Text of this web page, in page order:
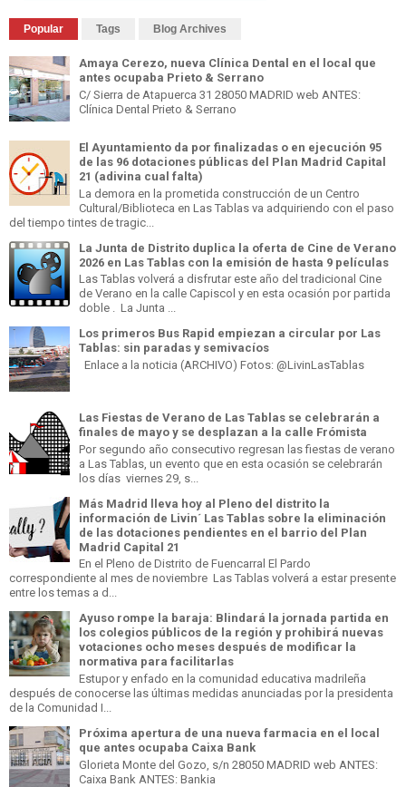
Popular Tags Blog Archives
Amaya Cerezo, nueva Clínica Dental en el local que
antes ocupaba Prieto & Serrano
C/ Sierra de Atapuerca 31 28050 MADRID web ANTES:
Clínica Dental Prieto & Serrano
El Ayuntamiento da por finalizadas o en ejecución 95
de las 96 dotaciones públicas del Plan Madrid Capital
21 (adivina cual falta)
La demora en la prometida construcción de un Centro
Cultural/Biblioteca en Las Tablas va adquiriendo con el paso
del tiempo tintes de tragic...
La Junta de Distrito duplica la oferta de Cine de Verano
2026 en Las Tablas con la emisión de hasta 9 películas
Las Tablas volverá a disfrutar este año del tradicional Cine
de Verano en la calle Capiscol y en esta ocasión por partida
doble . La Junta ...
Los primeros Bus Rapid empiezan a circular por Las
Tablas: sin paradas y semivacíos
Enlace a la noticia (ARCHIVO) Fotos: @LivinLasTablas
Las Fiestas de Verano de Las Tablas se celebrarán a
finales de mayo y se desplazan a la calle Frómista
Por segundo año consecutivo regresan las fiestas de verano
a Las Tablas, un evento que en esta ocasión se celebrarán
los días viernes 29, s...
Más Madrid lleva hoy al Pleno del distrito la
información de Livin´ Las Tablas sobre la eliminación
de las dotaciones pendientes en el barrio del Plan
Madrid Capital 21
En el Pleno de Distrito de Fuencarral El Pardo
correspondiente al mes de noviembre Las Tablas volverá a estar presente
entre los temas a d...
Ayuso rompe la baraja: Blindará la jornada partida en
los colegios públicos de la región y prohibirá nuevas
votaciones ocho meses después de modificar la
normativa para facilitarlas
Estupor y enfado en la comunidad educativa madrileña
después de conocerse las últimas medidas anunciadas por la presidenta
de la Comunidad I...
Próxima apertura de una nueva farmacia en el local
que antes ocupaba Caixa Bank
Glorieta Monte del Gozo, s/n 28050 MADRID web ANTES:
Caixa Bank ANTES: Bankia